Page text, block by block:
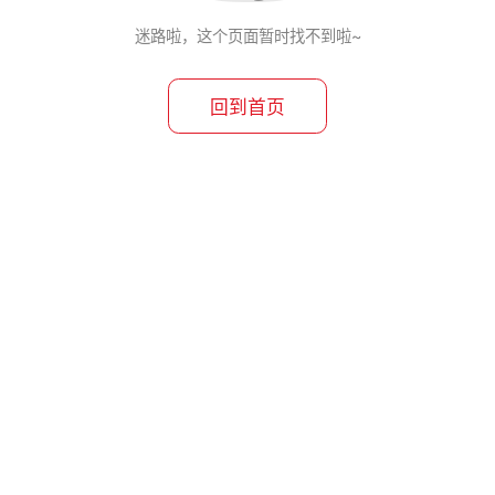
迷路啦，这个页面暂时找不到啦~
回到首页